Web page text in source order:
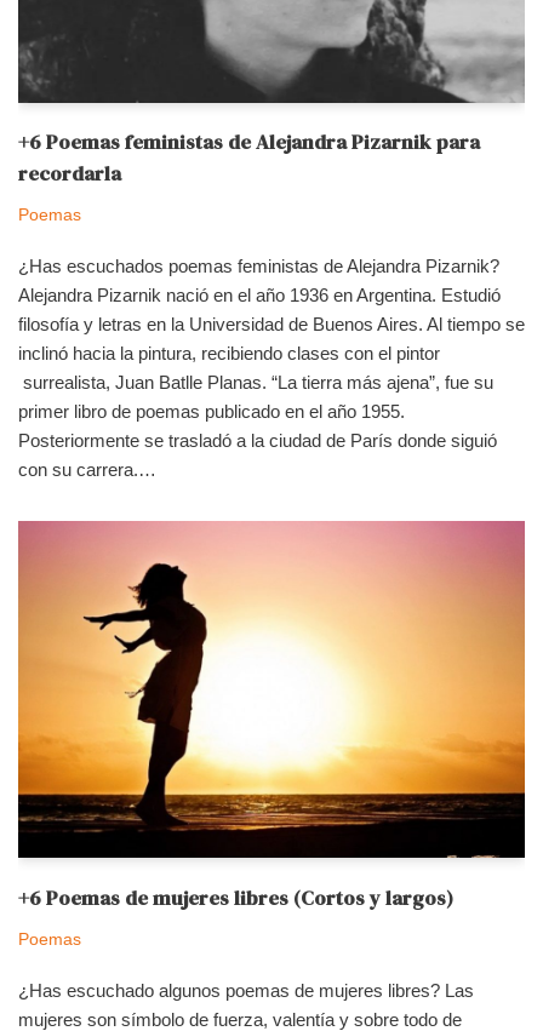
+6 Poemas feministas de Alejandra Pizarnik para
recordarla
Poemas
¿Has escuchados poemas feministas de Alejandra Pizarnik?
Alejandra Pizarnik nació en el año 1936 en Argentina. Estudió
filosofía y letras en la Universidad de Buenos Aires. Al tiempo se
inclinó hacia la pintura, recibiendo clases con el pintor
surrealista, Juan Batlle Planas. “La tierra más ajena”, fue su
primer libro de poemas publicado en el año 1955.
Posteriormente se trasladó a la ciudad de París donde siguió
con su carrera.…
+6 Poemas de mujeres libres (Cortos y largos)
Poemas
¿Has escuchado algunos poemas de mujeres libres? Las
mujeres son símbolo de fuerza, valentía y sobre todo de